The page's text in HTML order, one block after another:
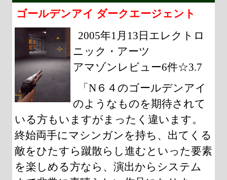
ゴールデンアイ ダークエージェント
2005年1月13日エレクトロ
ニック・アーツ
アマゾンレビュー6件☆3.7
「N６４のゴールデンアイ
のようなものを期待されて
いる方もいますがまったく違います。
終始両手にマシンガンを持ち、出てくる
敵をひたすら蹴散らし進むといった要素
を楽しめる方なら、演出からシステム